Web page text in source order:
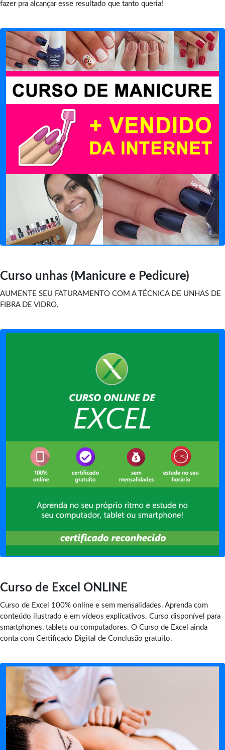
fazer pra alcançar esse resultado que tanto queria!
Curso unhas (Manicure e Pedicure)
AUMENTE SEU FATURAMENTO COM A TÉCNICA DE UNHAS DE
FIBRA DE VIDRO.
Curso de Excel ONLINE
Curso de Excel 100% online e sem mensalidades. Aprenda com
conteúdo ilustrado e em vídeos explicativos. Curso disponível para
smartphones, tablets ou computadores. O Curso de Excel ainda
conta com Certificado Digital de Conclusão gratuito.